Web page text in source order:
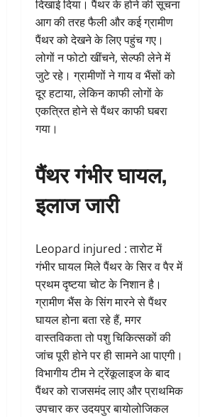
दिखाई दिया। पैंथर के होने की सूचना
आग की तरह फैली और कई ग्रामीण
पैंथर को देखने के लिए पहुंच गए।
लोगों न फोटो खींचने, सेल्फी लेने में
जुटे रहे। ग्रामीणों ने गाय व भैंसों को
दूर हटाया, लेकिन काफी लोगों के
एकत्रित होने से पैंथर काफी घबरा
गया।
पैंथर गंभीर घायल,
इलाज जारी
Leopard injured : तारोट में
गंभीर घायल मिले पैंथर के सिर व पैर में
प्रथम दृष्टया चोट के निशान है।
ग्रामीण भैंस के सिंग मारने से पैंथर
घायल होना बता रहे हैं, मगर
वास्तविकता तो पशु चिकित्सकों की
जांच पूरी होने पर ही सामने आ पाएगी।
विभागीय टीम ने ट्रेंकूलाइज के बाद
पैंथर को राजसमंद लाए और प्राथमिक
उपचार कर उदयपुर बायोलोजिकल